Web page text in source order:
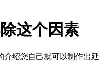
这个因素
绍您自己就可以制作出